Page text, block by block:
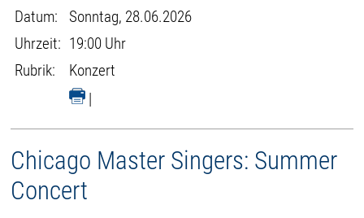
Datum:
Sonntag, 28.06.2026
Uhrzeit: 19:00 Uhr
Rubrik:
Konzert
|
Chicago Master Singers: Summer
Concert